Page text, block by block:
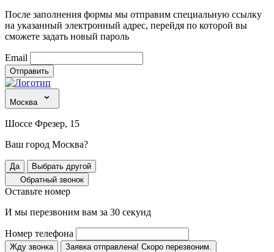
После заполнения формы мы отправим специальную ссылку
на указанный электронный адрес, перейдя по которой вы
сможете задать новый пароль
Email
Отправить
Москва
Шоссе Фрезер, 15
Ваш город Москва?
Да
Выбрать другой
Обратный звонок
Оставьте номер
И мы перезвоним вам за 30 секунд
Номер телефона
Жду звонка Заявка отправлена! Скоро перезвоним.